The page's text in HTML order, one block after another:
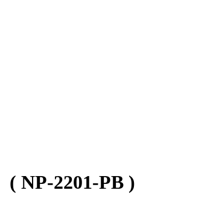
( NP-2201-PB )